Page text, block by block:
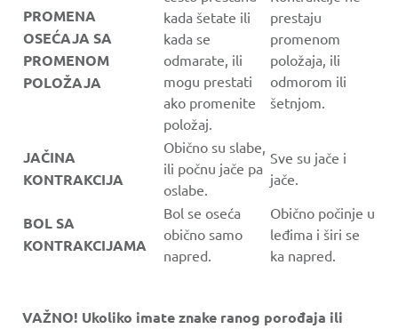
PROMENA
OSEĆAJA SA
PROMENOM
POLOŽAJA
kada šetate ili
kada se
odmarate, ili
mogu prestati
ako promenite
položaj.
prestaju
promenom
položaja, ili
odmorom ili
šetnjom.
JAČINA
KONTRAKCIJA
Obično su slabe,
ili počnu jače pa
oslabe.
Sve su jače i
jače.
BOL SA
KONTRAKCIJAMA
Bol se oseća
obično samo
napred.
Obično počinje u
leđima i širi se
ka napred.
VAŽNO! Ukoliko imate znake ranog porođaja ili